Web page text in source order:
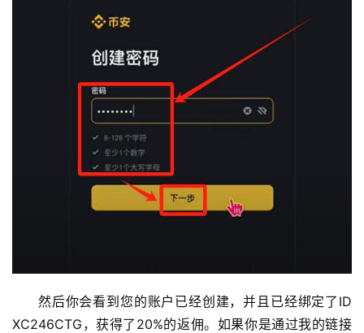
然后你会看到您的账户已经创建，并且已经绑定了ID
XC246CTG，获得了20%的返佣。如果你是通过我的链接